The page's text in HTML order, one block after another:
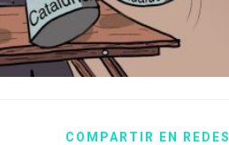
COMPARTIR EN REDES